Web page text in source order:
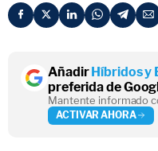
AñadirHíbridos y
preferida de
Mantente informado
ACTIVAR AHORA